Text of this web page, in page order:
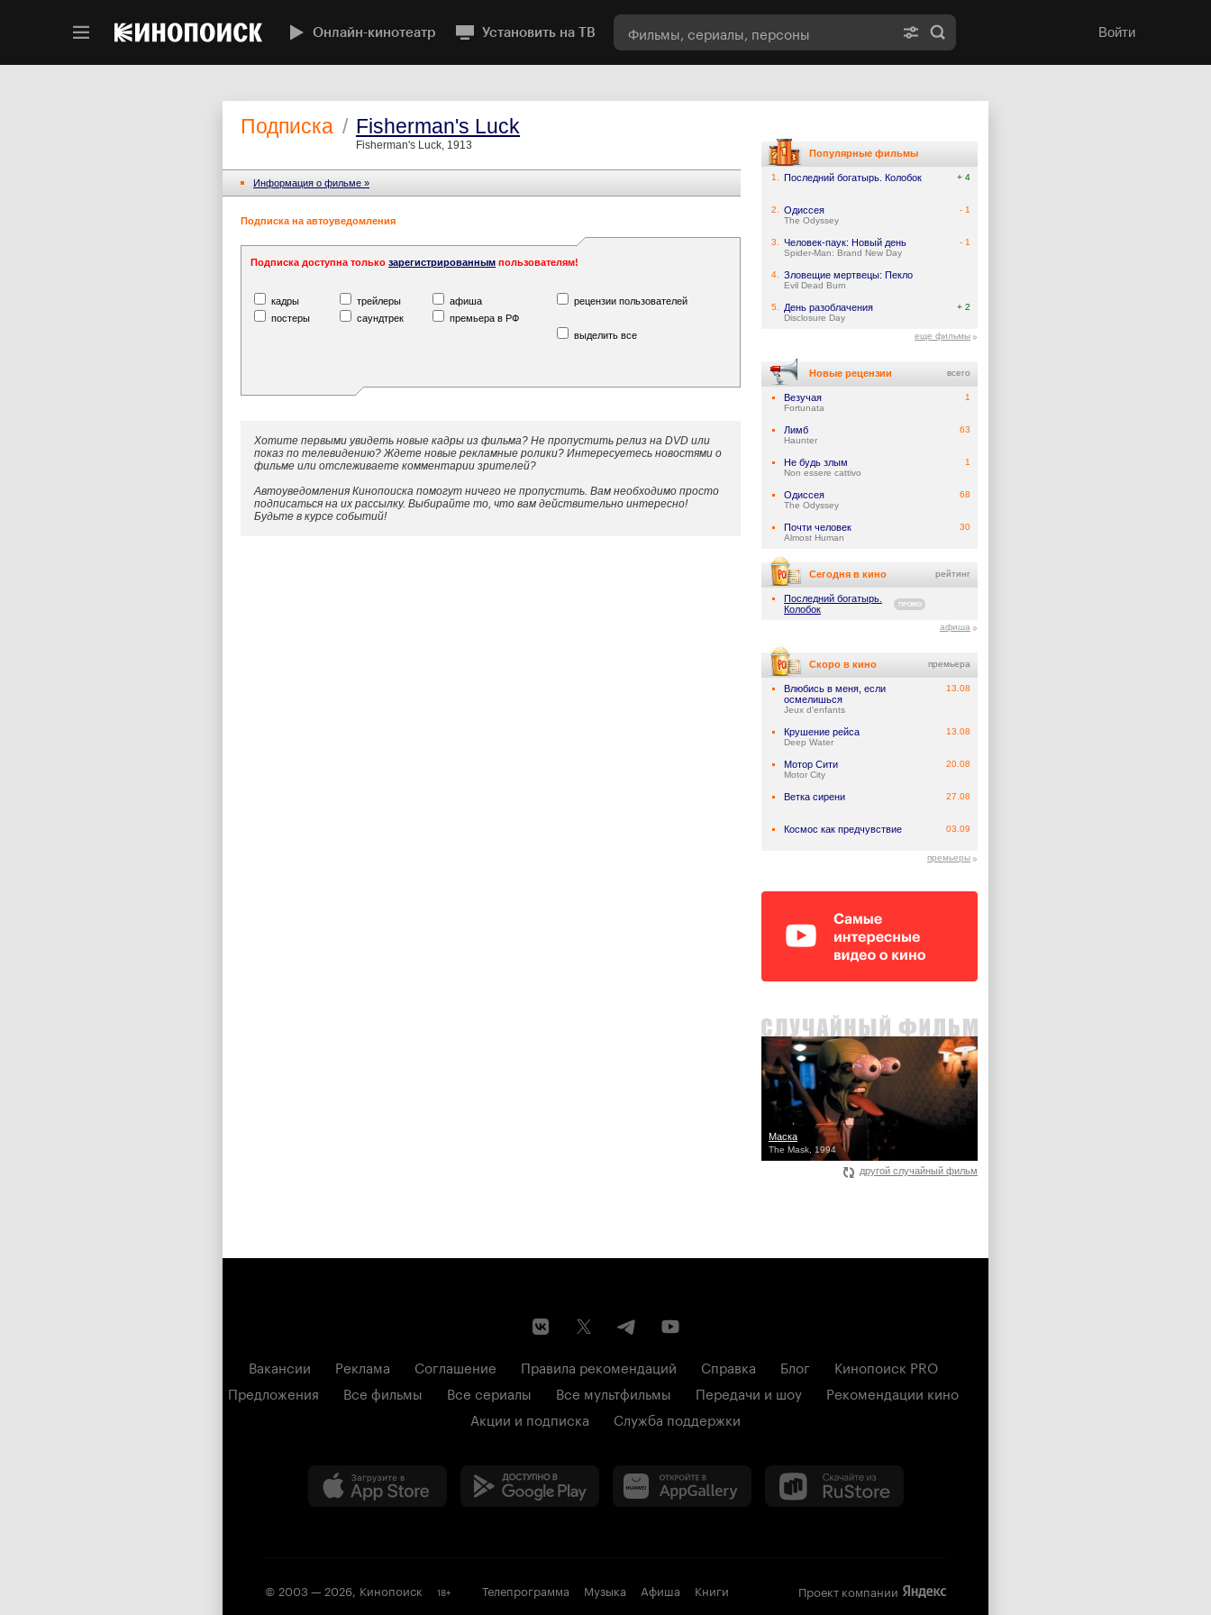
Онлайн-кинотеатр Установить на ТВ Войти
Подписка / Fisherman's Luck
Fisherman's Luck, 1913
Информация o фильме »
Подписка на автоуведомления
Подписка доступна только зарегистрированным пользователям!
кадры трейлеры афиша
рецензии пользователей
постеры
саундтрек
премьера в РФ
выделить все
Хотите первыми увидеть новые кадры из фильма? Не пропустить релиз на DVD или
показ по телевидению? Ждете новые рекламные ролики? Интересуетесь новостями о
фильме или отслеживаете комментарии зрителей?
Автоуведомления Кинопоиска помогут ничего не пропустить. Вам необходимо просто
подписаться на их рассылку. Выбирайте то, что вам действительно интересно!
Будьте в курсе событий!
Популярные фильмы
1. Последний богатырь. Колобок + 4
2. Одиссея
The Odyssey
- 1
3. Человек-паук: Новый день
Spider-Man: Brand New Day
- 1
4. Зловещие мертвецы: Пекло
Evil Dead Burn
5. День разоблачения
Disclosure Day
+ 2
еще фильмы
Новые рецензии всего
Везучая
Fortunata
1
Лимб
Haunter
63
Не будь злым
Non essere cattivo
1
Одиссея
The Odyssey
68
Почти человек
Almost Human
30
Сегодня в кино рейтинг
Последний богатырь.
Колобок
ПРОМО
афиша
Скоро в кино премьера
Влюбись в меня, если
осмелишься
Jeux d'enfants
13.08
Крушение рейса
Deep Water
13.08
Мотор Сити
Motor City
20.08
Ветка сирени 27.08
Космос как предчувствие 03.09
премьеры
Маска
The Mask, 1994
другой случайный фильм
Вакансии Реклама Соглашение Правила рекомендаций Справка Блог
Кинопоиск PRO
Предложения
Все фильмы Все сериалы Все мультфильмы Передачи и шоу
Рекомендации кино
Акции и подписка
Служба поддержки
© 2003 — 2026, Кинопоиск 18+ Телепрограмма Музыка Афиша Книги Проект компании